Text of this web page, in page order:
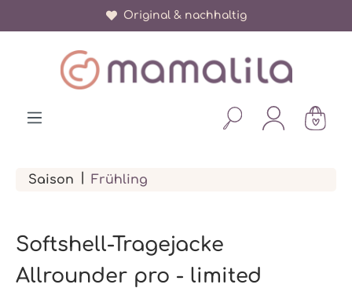
Original & nachhaltig
Saison Frühling
Softshell-Tragejacke
Allrounder pro - limited